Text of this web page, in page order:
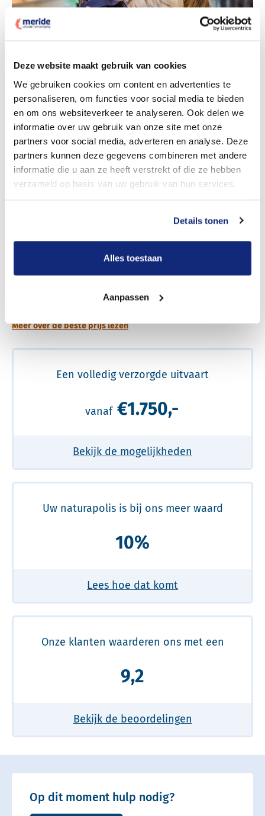
Deze website maakt gebruik van cookies
We gebruiken cookies om content en advertenties te
personaliseren, om functies voor social media te bieden
en om ons websiteverkeer te analyseren. Ook delen we
informatie over uw gebruik van onze site met onze
partners voor social media, adverteren en analyse. Deze
partners kunnen deze gegevens combineren met andere
informatie die u aan ze heeft verstrekt of die ze hebben
verzameld op basis van uw gebruik van hun services.
Details tonen
Alles toestaan
Aanpassen
Dit kost een crematie
Bekijk tarieven voor begrafenis
Meer over de beste prijs lezen
Een volledig verzorgde uitvaart
vanaf €1.750,-
Bekijk de mogelijkheden
Uw naturapolis is bij ons meer waard
10%
Lees hoe dat komt
Onze klanten waarderen ons met een
9,2
Bekijk de beoordelingen
Op dit moment hulp nodig?